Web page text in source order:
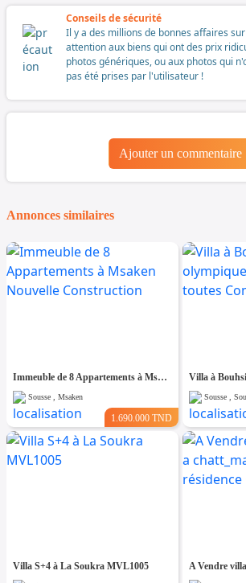
Conseils de sécurité
Il y a des millions de bonnes affaires
attention aux biens qui ont des prix
photos génériques, ou aux photos qui
pas été prises par l'utilisateur !
Ajouter un commentaire
Annonces similaires
Immeuble de 8 Appartements à Msaken Nouvelle Construction
Sousse , Msaken
1.690.000 TND
Sousse ,
Villa S+4 à La Soukra MVL1005